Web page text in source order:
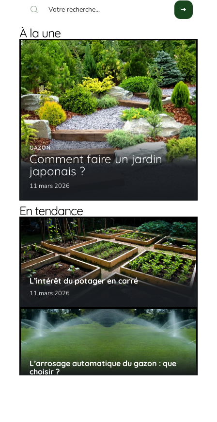
À la une
GAZON
Comment faire un jardin
japonais ?
11 mars 2026
En tendance
L’intérêt du potager en carré
11 mars 2026
L’arrosage automatique du gazon : que
choisir ?